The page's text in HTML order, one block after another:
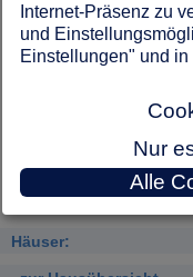
Häuser:
Internet-Präsenz zu
und
Einstellungen" und in
Nur
Alle